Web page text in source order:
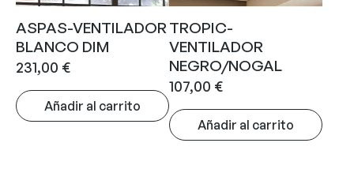
ASPAS-VENTILADOR
BLANCO DIM
231,00 €
Añadir al carrito
TROPIC-
VENTILADOR
NEGRO/NOGAL
107,00 €
Añadir al carrito